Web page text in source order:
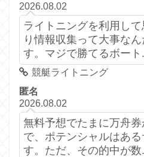
2026.08.02
ライトニングを利用し
り情報収集って大事な
す。マジで勝てるボート
競艇ライトニング
匿名
2026.08.02
無料予想でたまに万舟
で、ポテンシャルはあ
す。ただ、その的中が数